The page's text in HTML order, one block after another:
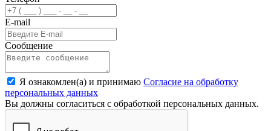
E-mail
Сообщение
Я ознакомлен(а) и принимаю Согласие на обработку
персональных данных
Вы должны согласиться с обработкой персональных данных.